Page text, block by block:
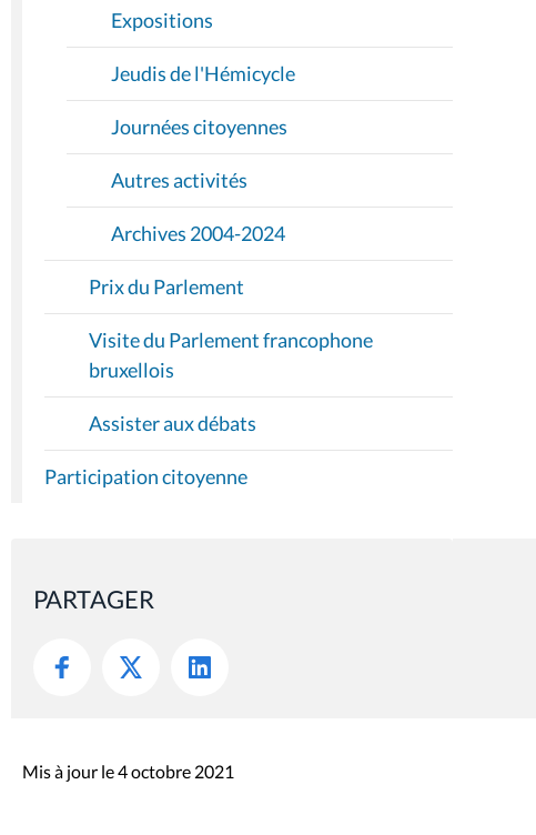
Expositions
Jeudis de l'Hémicycle
Journées citoyennes
Autres activités
Archives 2004-2024
Prix du Parlement
Visite du Parlement francophone
bruxellois
Assister aux débats
Participation citoyenne
PARTAGER
Mis à jour le 4 octobre 2021